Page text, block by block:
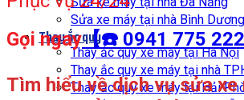
Sửa xe máy tại nhà Bình Dương
Thay ắc quy
Thay ắc quy xe máy tại Hà Nội
Thay ắc quy xe máy tại nhà
Thay ắc quy xe máy tại Hải
Gọi ngay【☎️ 0941 775 222
Tìm hiểu về dịch vụ sửa xe